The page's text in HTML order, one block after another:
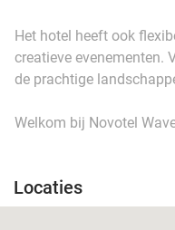
Het hotel heeft ook
creatieve evenementen.
de prachtige
Welkom bij Novotel
Locaties